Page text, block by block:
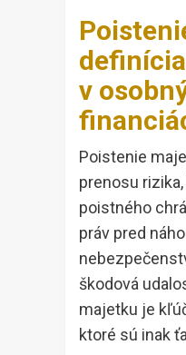
v
Poistenie
prenosu
poistného
práv pred
škodová
majetku je
ktoré sú inak